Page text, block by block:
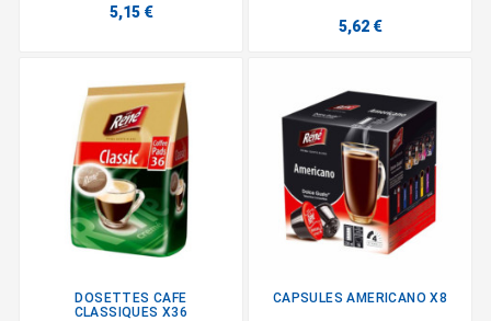
5,15 €
5,62 €
DOSETTES CAFE
CLASSIQUES X36
CAPSULES AMERICANO X8